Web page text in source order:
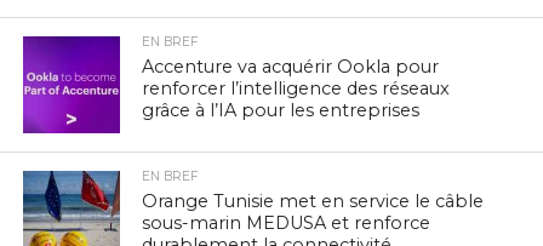
EN BREF
Accenture va acquérir Ookla pour
renforcer l’intelligence des réseaux
grâce à l’IA pour les entreprises
EN BREF
Orange Tunisie met en service le câble
sous-marin MEDUSA et renforce